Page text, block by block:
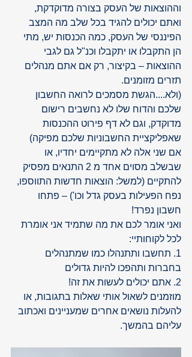
וההוצאות של העסק בצורה מדוקדקת,
ואתם יכולים להגיד בכל שלב מה המצב
הפיננסי של העסק, כמה הכנסות יש, מתי
הן התקבלו או יתקבלו וכנ"ל גם לגבי
ההוצאות – בקיצור, רק אם אתם מנהלים
תזרים מזומנים.
(ולא....הגשת מסמכים לרואה החשבון
שלכם והדוח שלו לא נחשבים רישום
מדוקדק, וגם לא דף פירוט ההכנסות
שאפליקציית החשבוניות שלכם מפיקה)
אם שני אלה לא מתקיימים יחדיו, או
שבשלב מסוים אחד מ 2 התנאים מפסיק
להתקיים (למשל: הוצאות חדשות התווספו,
נפח הפעילות בעסק גדל וכו') – פתחו
חשבון נפרד!
ואני אומר לכם את מה שתמיד אני אומרת
לכל לקוחותיי:
1. תחשבו ותתנהלו כמו שמתנהלים
בחברות ותהפכו להיות גדולים
2. אתם יכולים לעשות את זה!
מוזמנים לשאול אותי שאלות בתגובות, או
להעלות נושאים אחרים שמעניינים ואכתוב
עליהם בהמשך.